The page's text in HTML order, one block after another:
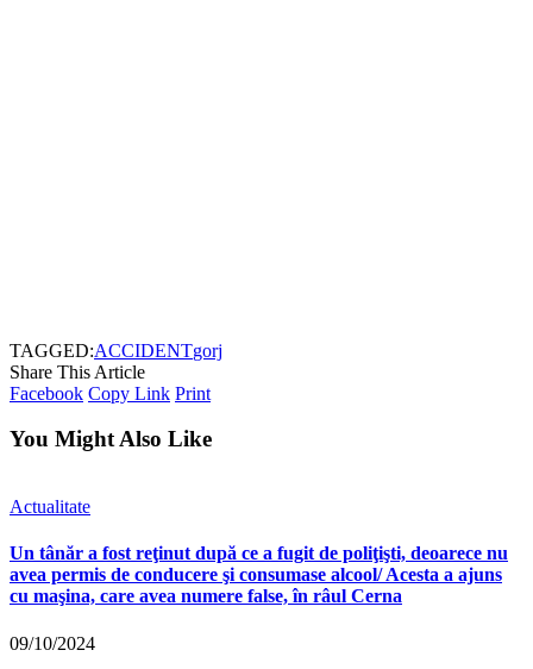
TAGGED:ACCIDENTgorj
Share This Article
Facebook Copy Link Print
You Might Also Like
Actualitate
Un tânăr a fost reţinut după ce a fugit de poliţişti, deoarece nu
avea permis de conducere şi consumase alcool/ Acesta a ajuns
cu maşina, care avea numere false, în râul Cerna
09/10/2024